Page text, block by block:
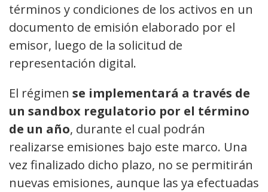
términos y condiciones de los activos en un
documento de emisión elaborado por el
emisor, luego de la solicitud de
representación digital.
El régimen se implementará a través de
un sandbox regulatorio por el término
de un año, durante el cual podrán
realizarse emisiones bajo este marco. Una
vez finalizado dicho plazo, no se permitirán
nuevas emisiones, aunque las ya efectuadas